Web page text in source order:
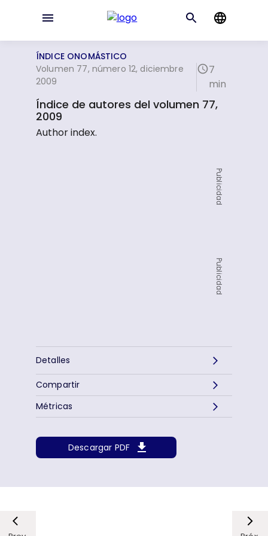
ÍNDICE ONOMÁSTICO
Volumen 77, número 12, diciembre
2009
7
min
Índice de autores del volumen 77,
2009
Author index.
Publicidad
Publicidad
Detalles
Descargar PDF
Métricas
Compartir